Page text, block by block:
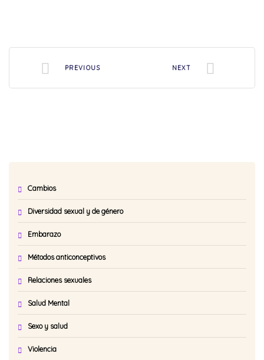
PREVIOUS NEXT
Cambios
Diversidad sexual y de género
Embarazo
Métodos anticonceptivos
Relaciones sexuales
Salud Mental
Sexo y salud
Violencia